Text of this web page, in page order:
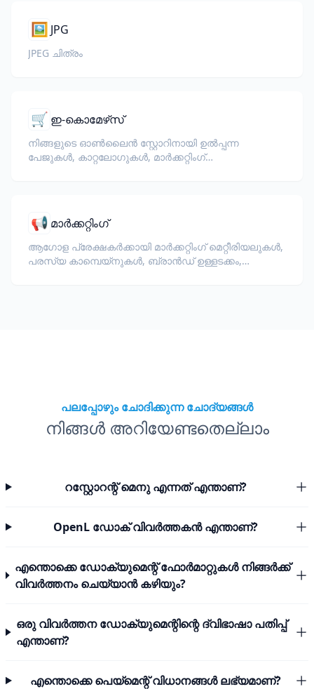
🖼️ JPG
JPEG ചിത്രം
🛒 ഇ-കൊമേഴ്‌സ്
നിങ്ങളുടെ ഓൺലൈൻ സ്റ്റോറിനായി ഉൽപ്പന്ന
പേജുകൾ, കാറ്റലോഗുകൾ, മാർക്കറ്റിംഗ്
📢 മാർക്കറ്റിംഗ്
ആഗോള പ്രേക്ഷകർക്കായി മാർക്കറ്റിംഗ് മെറ്റീരിയലുകൾ,
പരസ്യ കാമ്പെയ്‌നുകൾ, ബ്രാൻഡ് ഉള്ളടക്കം,
പലപ്പോഴും ചോദിക്കുന്ന ചോദ്യങ്ങൾ
നിങ്ങൾ അറിയേണ്ടതെല്ലാം
റസ്റ്റോറന്റ് മെനു എന്നത് എന്താണ്?
OpenL ഡോക് വിവർത്തകൻ എന്താണ്?
എന്തൊക്കെ ഡോക്യുമെന്റ് ഫോർമാറ്റുകൾ നിങ്ങർക്ക്
വിവർത്തനം ചെയ്യാൻ കഴിയും?
ഒരു വിവർത്തന ഡോക്യുമെന്റിന്റെ ദ്വിഭാഷാ പതിപ്പ്
എന്താണ്?
എന്തൊക്കെ പെയ്മെന്റ് വിധാനങ്ങൾ ലഭ്യമാണ്?